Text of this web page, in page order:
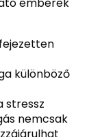
emberek
különböző
stressz
nemcsak